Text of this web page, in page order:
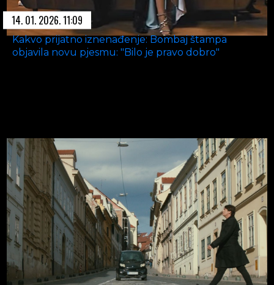
14. 01. 2026. 11:09
Kakvo prijatno iznenađenje: Bombaj štampa
objavila novu pjesmu: "Bilo je pravo dobro"